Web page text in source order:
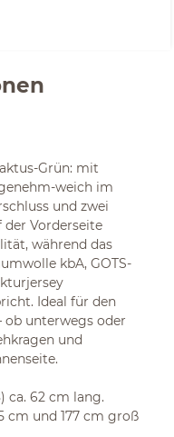
Grün: mit
weich im
und zwei
Vorderseite
während das
kbA, GOTS-
Ideal für den
ob unterwegs oder
und
ca. 62 cm lang.
cm und 177 cm groß